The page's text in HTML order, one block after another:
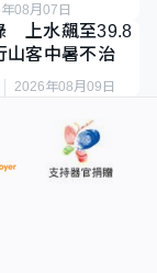
08月07日
上水飆至39.8
客中暑不治
2026年08月09日